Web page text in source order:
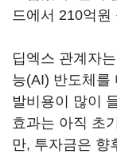
드에서 210억원
딥엑스 관계자
능(AI) 반도체를
발비용이 많이
효과는 아직 초
만, 투자금은 향